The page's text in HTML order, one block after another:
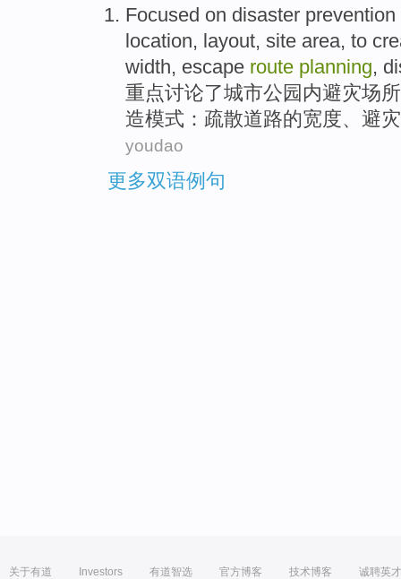
Focused on disaster
location, layout, site area, to
width, escape route planning,
重点讨论了城市公园 内避灾场所
造模式 ： 疏散道路的宽度、 避灾
youdao
更多双语例句
关于有道 Investors 有道智选 官方博客 技术博客 诚聘英才